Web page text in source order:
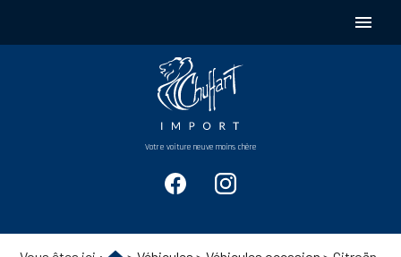
menu
Votre voiture neuve moins chère